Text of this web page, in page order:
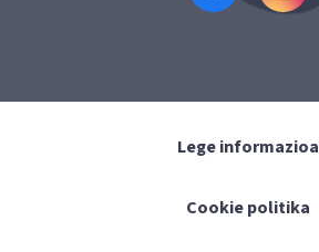
Lege informazioa
Cookie politika